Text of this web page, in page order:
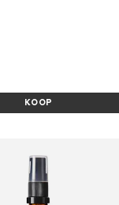
KOOP